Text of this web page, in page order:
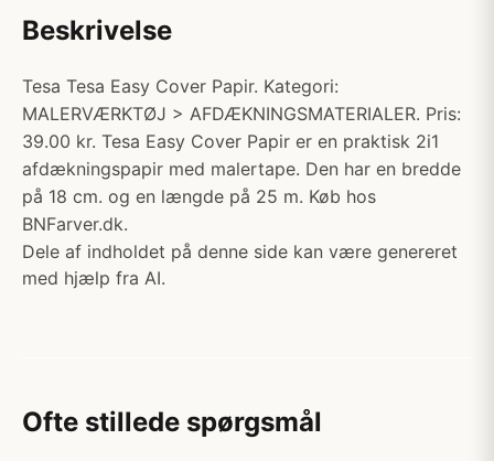
Beskrivelse
Tesa Tesa Easy Cover Papir. Kategori:
MALERVÆRKTØJ > AFDÆKNINGSMATERIALER. Pris:
39.00 kr. Tesa Easy Cover Papir er en praktisk 2i1
afdækningspapir med malertape. Den har en bredde
på 18 cm. og en længde på 25 m. Køb hos
BNFarver.dk.
Dele af indholdet på denne side kan være genereret
med hjælp fra AI.
Ofte stillede spørgsmål